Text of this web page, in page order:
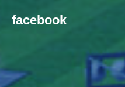
facebook